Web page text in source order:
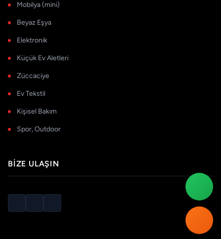
Mobilya (mini)
Beyaz Eşya
Elektronik
Küçük Ev Aletleri
Züccaciye
Ev Tekstil
Kişisel Bakım
Spor, Outdoor
BIZE ULAŞIN